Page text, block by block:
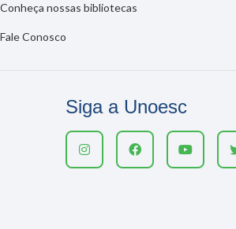
Conheça nossas bibliotecas
Fale Conosco
Siga a Unoesc